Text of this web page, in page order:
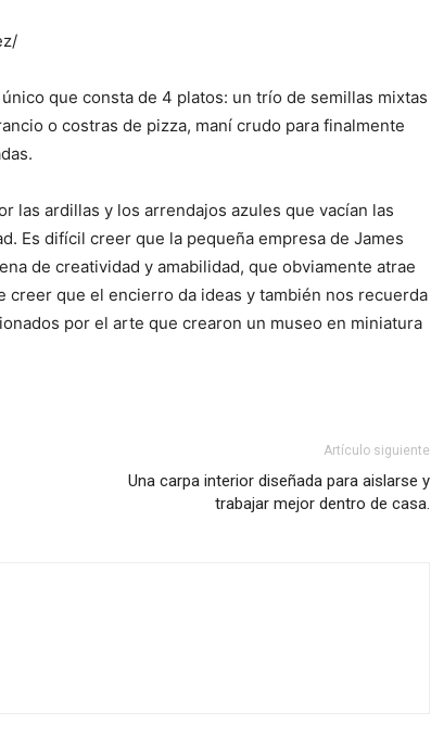
que consta de 4 platos: un trío de semillas mixtas
o costras de pizza, maní crudo para finalmente
las ardillas y los arrendajos azules que vacían las
Es difícil creer que la pequeña empresa de James
de creatividad y amabilidad, que obviamente atrae
creer que el encierro da ideas y también nos recuerda
por el arte que crearon un museo en miniatura
Artículo siguiente
Una carpa interior diseñada para aislarse y
trabajar mejor dentro de casa.